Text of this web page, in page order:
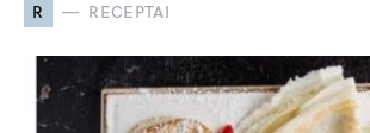
R RECEPTAI